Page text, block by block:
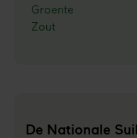
De Nationale
Groente
Zout